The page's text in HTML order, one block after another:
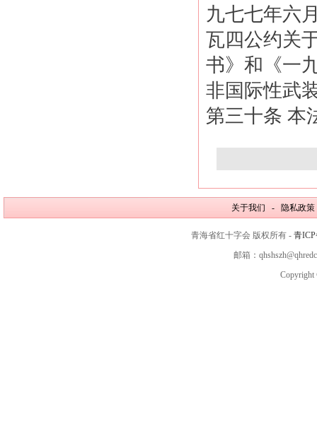
九七七年六
瓦四公约关
书》和《一
非国际性武
第三十条 本
关于我们 - 隐私政
青海省红十字会 版权所有 - 青ICP
邮箱：
Copyright